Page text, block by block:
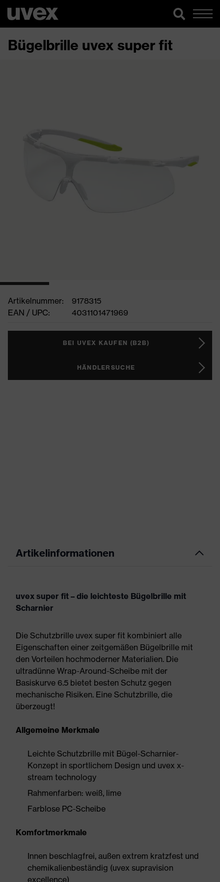
Bügelbrille uvex super fit
Artikelnummer:
9178315
EAN / UPC:
4031101471969
BEI UVEX KAUFEN (B2B)
HÄNDLERSUCHE
Artikelinformationen
uvex super fit – die leichteste Bügelbrille mit
Scharnier
Die Schutzbrille uvex super fit kombiniert alle
Eigenschaften einer zeitgemäßen Bügelbrille mit
den Vorteilen hochmoderner Materialien. Die
ultradünne Wrap-Around-Scheibe mit der
Basiskurve 6.5 bietet besten Schutz gegen
mechanische Risiken. Eine Schutzbrille, die
überzeugt!
Allgemeine Merkmale
Leichte Schutzbrille mit Bügel-Scharnier-
Konzept in sportlichem Design und uvex x-
stream technology
Rahmenfarben: weiß, lime
Farblose PC-Scheibe
Komfortmerkmale
Innen beschlagfrei, außen extrem kratzfest und
chemikalienbeständig (uvex supravision
excellence)